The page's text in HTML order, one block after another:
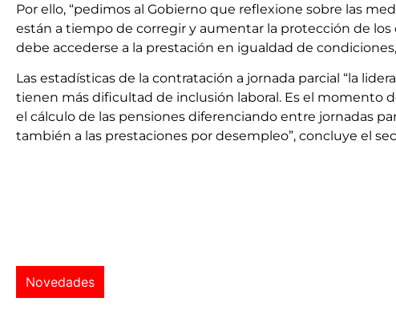
Por ello, “pedimos al Gobierno que reflexione sobre las
están a tiempo de corregir y aumentar la protección de
debe accederse a la prestación en igualdad de
Las estadísticas de la contratación a jornada parcial “la
tienen más dificultad de inclusión laboral. Es el momento
el cálculo de las pensiones diferenciando entre jornadas
también a las prestaciones por desempleo”, concluye el
Novedades